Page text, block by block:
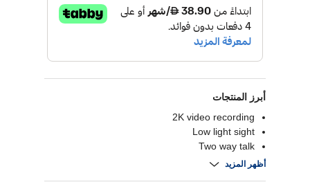
أبرز المنتجات
2K video recording
Low light sight
Two way talk
Motion detection alert
أظهر المزيد